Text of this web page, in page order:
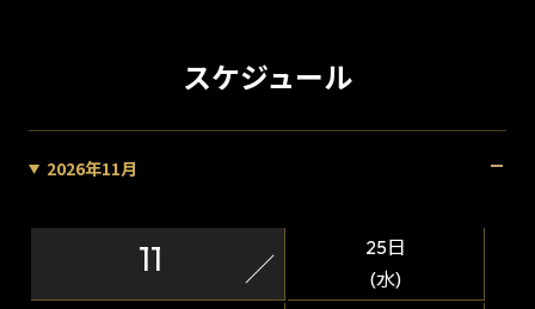
スケジュール
2026年11月
11
25日
(水)